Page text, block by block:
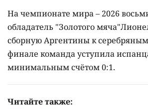
На чемпионате мира – 2026
обладатель "Золотого
сборную Аргентины к
финале команда уступила
минимальным счётом 0:1.
Читайте также: